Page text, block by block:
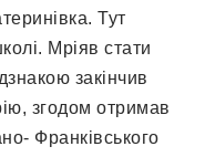
Тут
Мріяв стати
закінчив
згодом отримав
Франківського